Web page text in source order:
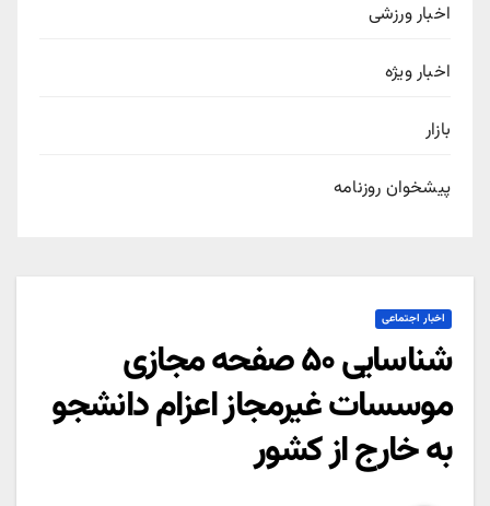
اخبار ورزشی
اخبار ویژه
بازار
پیشخوان روزنامه
اخبار اجتماعی
شناسایی ۵۰ صفحه مجازی
موسسات غیرمجاز اعزام دانشجو
به خارج از کشور